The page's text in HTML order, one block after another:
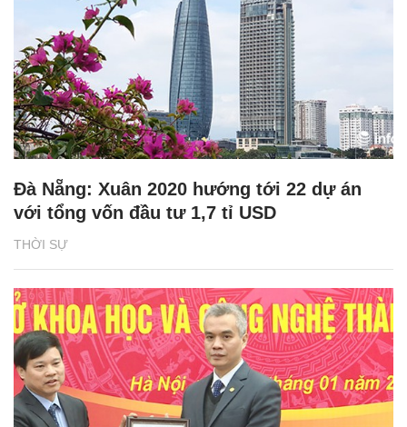
THỜI SỰ
Đà Nẵng: Xuân 2020 hướng tới 22 dự án
với tổng vốn đầu tư 1,7 tỉ USD